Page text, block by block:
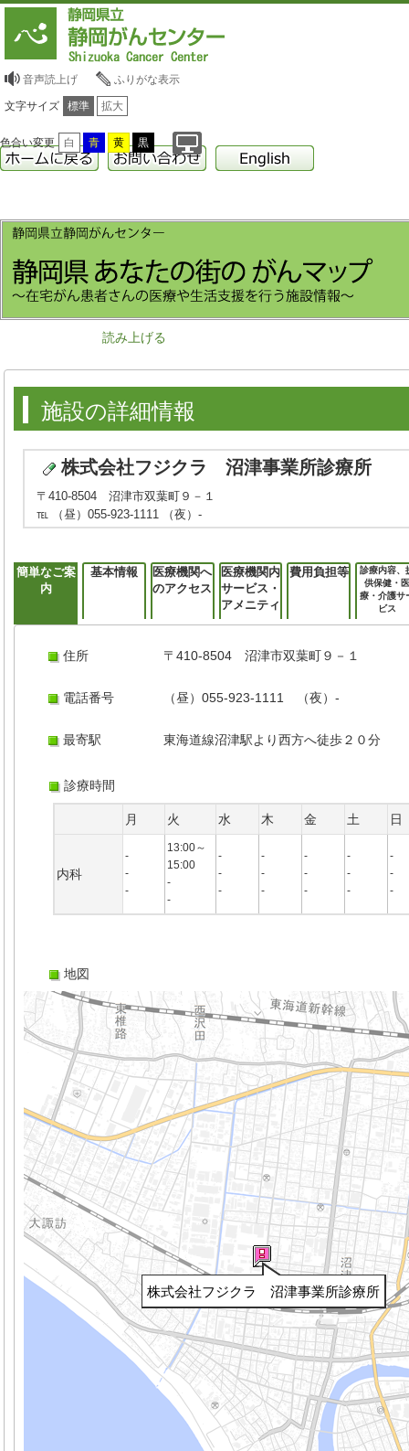
音声読上げ ふりがな表示
文字サイズ 標準 拡大
色合い変更 白 青 黄 黒
読み上げる
施設の詳細情報
株式会社フジクラ 沼津事業所診療所
〒410-8504 沼津市双葉町９－１
℡ （昼）055-923-1111 （夜）-
簡単なご案
内
基本情報
医療機関へ
のアクセス
医療機関内
サービス・
アメニティ
費用負担等
診療内容、
供保健・
療・介護サ
ビス
住所 〒410-8504 沼津市双葉町９－１
電話番号 （昼）055-923-1111 （夜）-
最寄駅 東海道線沼津駅より西方へ徒歩２０分
診療時間
月 火 水 木 金 土 日
内科
-
-
-
13:00～
15:00
-
-
-
-
-
-
-
-
-
-
-
-
-
-
-
-
-
地図
株式会社フジクラ 沼津事業所診療所